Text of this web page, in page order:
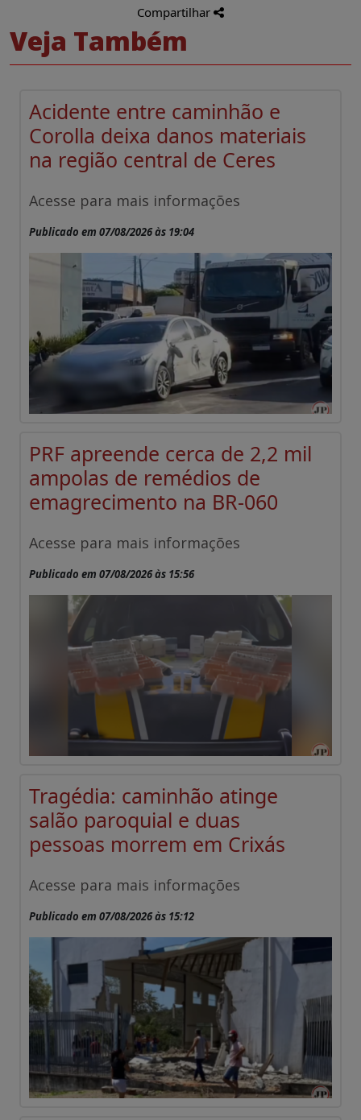
Compartilhar
Veja Também
Acidente entre caminhão e
Corolla deixa danos materiais
na região central de Ceres
Acesse para mais informações
Publicado em 07/08/2026 às 19:04
PRF apreende cerca de 2,2 mil
ampolas de remédios de
emagrecimento na BR-060
Acesse para mais informações
Publicado em 07/08/2026 às 15:56
Tragédia: caminhão atinge
salão paroquial e duas
pessoas morrem em Crixás
Acesse para mais informações
Publicado em 07/08/2026 às 15:12